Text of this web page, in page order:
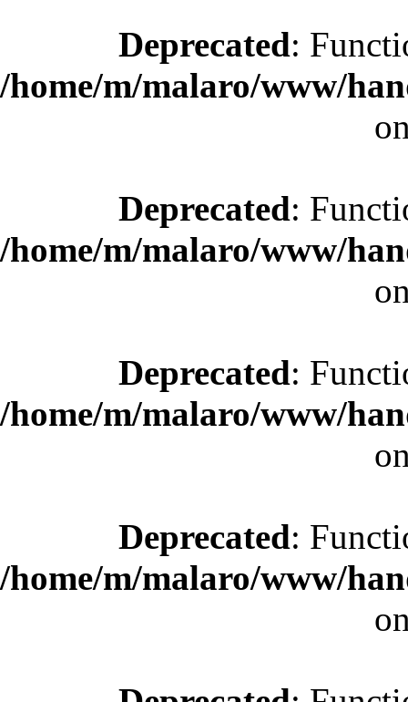
Deprecated:
/home/m/malaro/www/
Deprecated:
/home/m/malaro/www/
Deprecated:
/home/m/malaro/www/
Deprecated:
/home/m/malaro/www/